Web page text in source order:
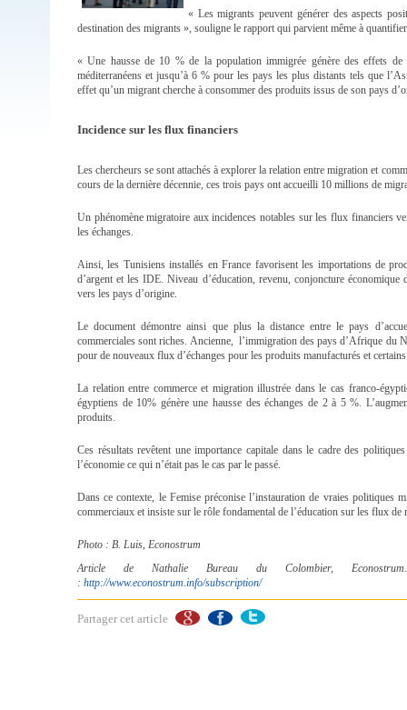
« Les migrants peuvent générer des aspects
destination des migrants », souligne le rapport qui parvient même à
« Une hausse de 10 % de la population immigrée génère des effets
méditerranéens et jusqu’à 6 % pour les pays les plus distants tels que
effet qu’un migrant cherche à consommer des produits issus de son pays
Incidence sur les flux financiers
Les chercheurs se sont attachés à explorer la relation entre migration et
cours de la dernière décennie, ces trois pays ont accueilli 10 millions de
Un phénomène migratoire aux incidences notables sur les flux financiers
les échanges.
Ainsi, les Tunisiens installés en France favorisent les importations de
d’argent et les IDE. Niveau d’éducation, revenu, conjoncture
vers les pays d’origine.
Le document démontre ainsi que plus la distance entre le pays
commerciales sont riches. Ancienne, l’immigration des pays d’Afrique du
pour de nouveaux flux d’échanges pour les produits manufacturés et
La relation entre commerce et migration illustrée dans le cas franco-
égyptiens de 10% génère une hausse des échanges de 2 à 5 %.
produits.
Ces résultats revêtent une importance capitale dans le cadre des
l’économie ce qui n’était pas le cas par le passé.
Dans ce contexte, le Femise préconise l’instauration de vraies politiques
commerciaux et insiste sur le rôle fondamental de l’éducation sur les flux de
Photo : B. Luis, Econostrum
Article de Nathalie Bureau du Colombier,
: http://www.econostrum.info/subscription/
Partager cet article